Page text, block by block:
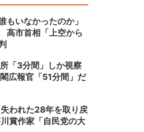
もいなかったのか」
高市首相「上空から
「3分間」しか視察
広報官「51分間」だ
われた28年を取り戻
賞作家「自民党の大